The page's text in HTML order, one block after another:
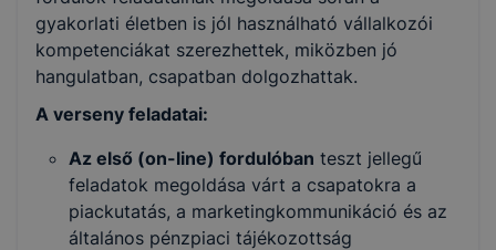
gyakorlati életben is jól használható vállalkozói
kompetenciákat szerezhettek, miközben jó
hangulatban, csapatban dolgozhattak.
A verseny feladatai:
Az első (on-line) fordulóban teszt jellegű
feladatok megoldása várt a csapatokra a
piackutatás, a marketingkommunikáció és az
általános pénzpiaci tájékozottság